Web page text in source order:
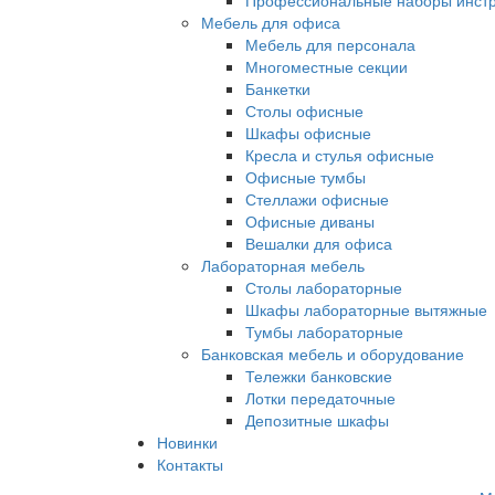
Мебель для офиса
Мебель для персонала
Многоместные секции
Банкетки
Столы офисные
Шкафы офисные
Кресла и стулья офисные
Офисные тумбы
Стеллажи офисные
Офисные диваны
Вешалки для офиса
Лабораторная мебель
Столы лабораторные
Шкафы лабораторные вытяжные
Тумбы лабораторные
Банковская мебель и оборудование
Тележки банковские
Лотки передаточные
Депозитные шкафы
Новинки
Контакты